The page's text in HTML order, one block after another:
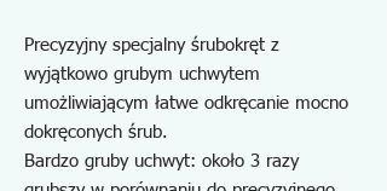
Precyzyjny specjalny śrubokręt z
wyjątkowo grubym uchwytem
umożliwiającym łatwe odkręcanie mocno
dokręconych śrub.
Bardzo gruby uchwyt: około 3 razy